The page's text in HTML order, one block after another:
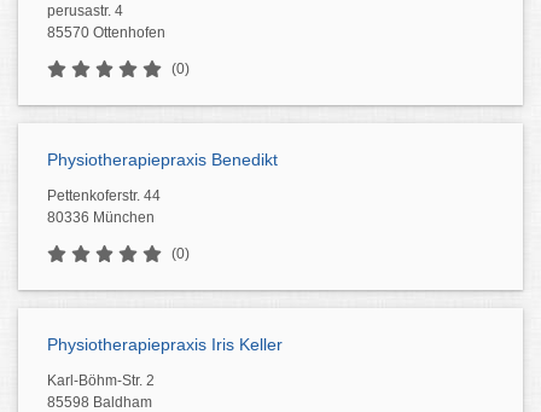
perusastr. 4
85570 Ottenhofen
(0)
Physiotherapiepraxis Benedikt
Pettenkoferstr. 44
80336 München
(0)
Physiotherapiepraxis Iris Keller
Karl-Böhm-Str. 2
85598 Baldham